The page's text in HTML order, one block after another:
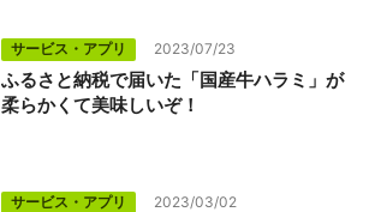
サービス・アプリ 2023/07/23
ふるさと納税で届いた「国産牛ハラミ」が
柔らかくて美味しいぞ！
サービス・アプリ 2023/03/02